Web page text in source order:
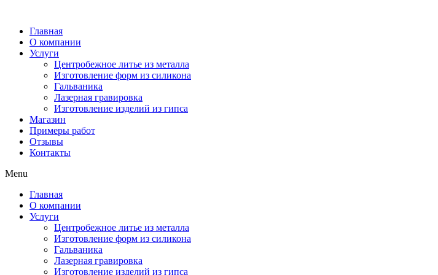
Главная
О компании
Услуги
Центробежное литье из металла
Изготовление форм из силикона
Гальваника
Лазерная гравировка
Изготовление изделий из гипса
Магазин
Примеры работ
Отзывы
Контакты
Menu
Главная
О компании
Услуги
Центробежное литье из металла
Изготовление форм из силикона
Гальваника
Лазерная гравировка
Изготовление изделий из гипса